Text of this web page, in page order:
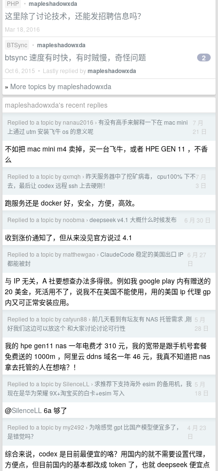
PHP • mapleshadowxda
这里除了讨论技术，还能发招聘信息吗？
Mar 18, 2016
BTSync
• mapleshadowxda
btsync 速度有时快，有时贼慢，奇怪问题
Oct 6, 2015 • Lastly replied bymapleshadowxda
2
» More topics by mapleshadowxda
mapleshadowxda's recent replies
Replied to a topic by nanau2016 › 有没有高手来解释一下在 mac mini
上通过 utm 安装飞牛 os 的意义呢
7 月
21 日
不如把 mac mini m4 卖掉，买一台飞牛，或者 HPE GEN 11 ，不香
么
Replied to a topic by qxmqh › 昨天服务器中了挖矿病毒， cpu100% 下不
去，最后让 codex 远程 ssh 上去硬刚！
7 月
3 日
跑服务还是 docker 好，安全，方便，高效。
Replied to a topic by noobma › deepseek v4.1 大概什么时候发布 6 月 30 日
收到涨价通知了，但从来没见官方说过 4.1
Replied to a topic by matthewgao › ClaudeCode 稳定的美国出口 IP
都能被封
6 月 27
日
与 IP 无关，A 社要想查办法多得很。例如我 google play 内有赠送的
20 美金，死活用不了，说我不在美国不能使用，用的美国 ip 代理 gp
内又可正常安装应用。
Replied to a topic by catyun88 › 前几天看到有坛友有 NAS 托管需求 ,刚
好我们这边可以放这个 和大家讨论讨论可行性
5 月
28 日
我的 hpe gen11 nas 一年电费才 310 元，我的宽带是跟手机号套餐
免费送的 1000m ，阿里云 ddns 域名一年 46 元，我真不知道把 nas
拿去托管的人在想啥？！
Replied to a topic by SilenceLL › 求推荐下支持海外 esim 的备用机，我
现在是华为荣耀 9X+淘宝买的白卡+esim 写入
5 月
18 日
@SilenceLL 6a 够了
Replied to a topic by my2492 › 为啥感觉 gpt 比国产模型便宜多了，
是错觉吗？
4 月 23
日
综合来说，codex 是目前最便宜的咯？用国内的就不需要设置代理，
方便点，但目前国内的基本都改成 token 了，也就 deepseek 便宜点